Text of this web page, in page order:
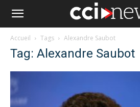
Accueil Tags Alexandre Saubot
Tag: Alexandre Saubot